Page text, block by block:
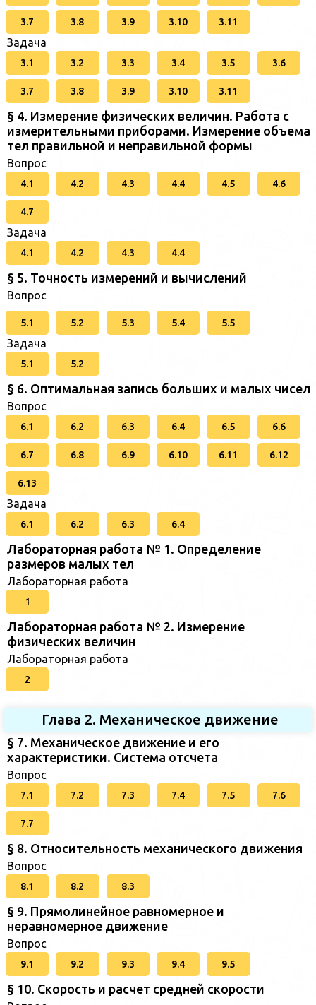
3.7 3.8 3.9 3.10 3.11
Задача
3.1 3.2 3.3 3.4 3.5 3.6
3.7 3.8 3.9 3.10 3.11
§ 4. Измерение физических величин. Работа с
измерительными приборами. Измерение объема
тел правильной и неправильной формы
Вопрос
4.1 4.2 4.3 4.4 4.5 4.6
4.7
Задача
4.1 4.2 4.3 4.4
§ 5. Точность измерений и вычислений
Вопрос
5.1 5.2 5.3 5.4 5.5
Задача
5.1 5.2
§ 6. Оптимальная запись больших и малых чисел
Вопрос
6.1 6.2 6.3 6.4 6.5 6.6
6.7 6.8 6.9 6.10 6.11 6.12
6.13
Задача
6.1 6.2 6.3 6.4
Лабораторная работа № 1. Определение
размеров малых тел
Лабораторная работа
1
Лабораторная работа № 2. Измерение
физических величин
Лабораторная работа
2
Глава 2. Механическое движение
§ 7. Механическое движение и его
характеристики. Система отсчета
Вопрос
7.1 7.2 7.3 7.4 7.5 7.6
7.7
§ 8. Относительность механического движения
Вопрос
8.1 8.2 8.3
§ 9. Прямолинейное равномерное и
неравномерное движение
Вопрос
9.1 9.2 9.3 9.4 9.5
§ 10. Скорость и расчет средней скорости